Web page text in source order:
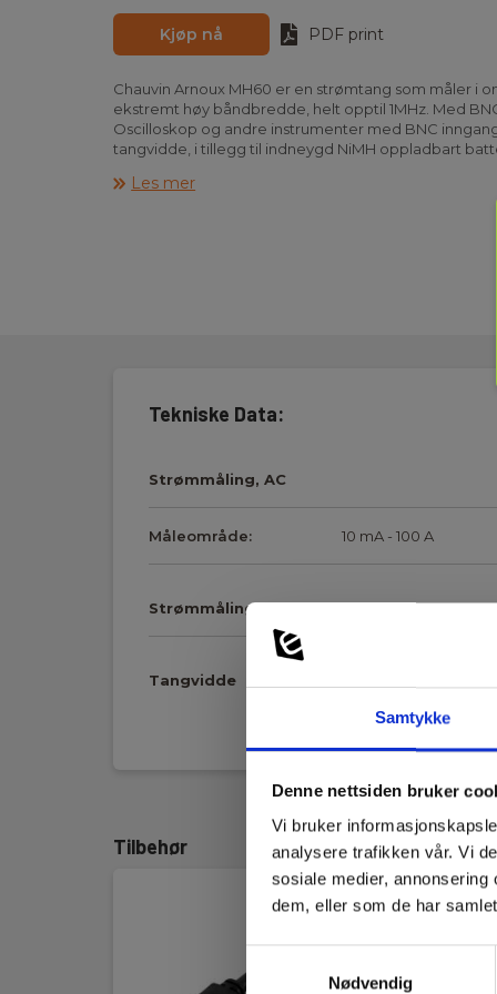
Samtykke
Denne nettsiden bruker
Vi bruker
analysere trafikken vår. Vi
sosiale medier,
dem, eller som de har
Nødvendig
Kjøp nå PDF print
Chauvin Arnoux MH60 er en strømtang som måler i
ekstremt høy båndbredde, helt opptil 1MHz. Med
Oscilloskop og andre instrumenter med BNC
tangvidde, i tillegg til indneygd NiMH oppladbart
langvarige DC målinger. MH60 har auto av funksjon
Instrumentet tilfredsstiller KAT III 300V og leveres
Les mer
Tekniske Data:
Strømmåling, AC
Måleområde: 10 mA - 100 A
Strømmåling, DC
Tangvidde
Ledningslengde: 2 m
Vis mer
Tilbehør
USB kabel, A/B micro, 1meter